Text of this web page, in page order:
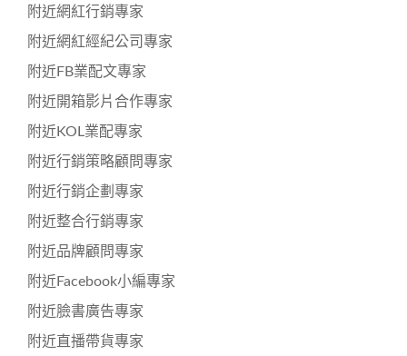
附近網紅行銷專家
附近網紅經紀公司專家
附近FB業配文專家
附近開箱影片合作專家
附近KOL業配專家
附近行銷策略顧問專家
附近行銷企劃專家
附近整合行銷專家
附近品牌顧問專家
附近Facebook小編專家
附近臉書廣告專家
附近直播帶貨專家